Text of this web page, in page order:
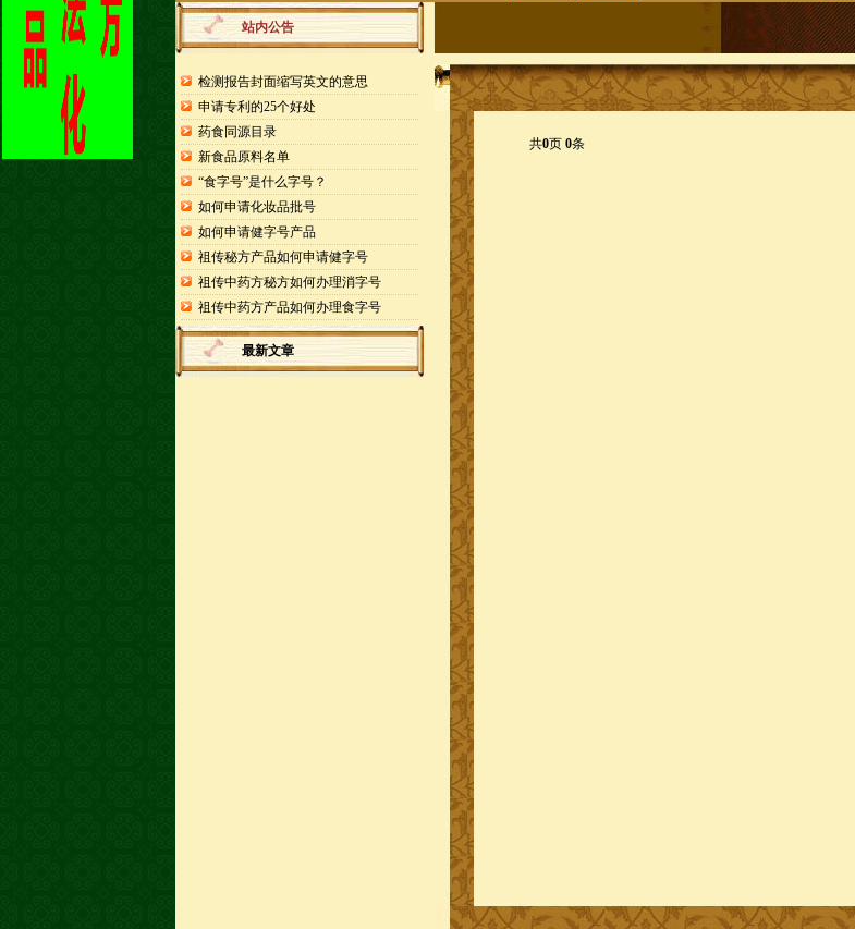
站内公告
检测报告封面缩写英文的意思
申请专利的25个好处
药食同源目录
新食品原料名单
“食字号”是什么字号？
如何申请化妆品批号
如何申请健字号产品
祖传秘方产品如何申请健字号
祖传中药方秘方如何办理消字号
祖传中药方产品如何办理食字号
最新文章
共0页 0条